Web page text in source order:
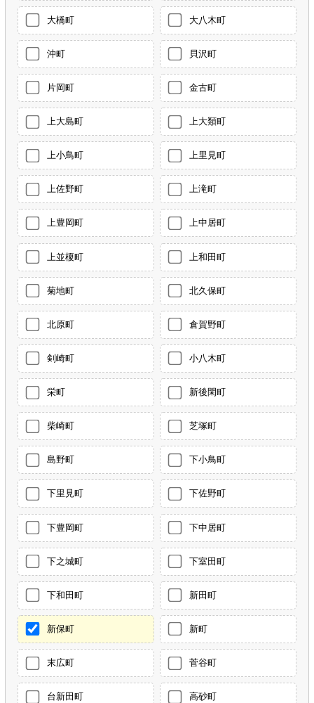
大橋町 大八木町
沖町 貝沢町
片岡町 金古町
上大島町 上大類町
上小鳥町 上里見町
上佐野町 上滝町
上豊岡町 上中居町
上並榎町 上和田町
菊地町 北久保町
北原町 倉賀野町
剣崎町 小八木町
栄町 新後閑町
柴崎町 芝塚町
島野町 下小鳥町
下里見町 下佐野町
下豊岡町 下中居町
下之城町 下室田町
下和田町 新田町
新保町 新町
末広町 菅谷町
台新田町 高砂町